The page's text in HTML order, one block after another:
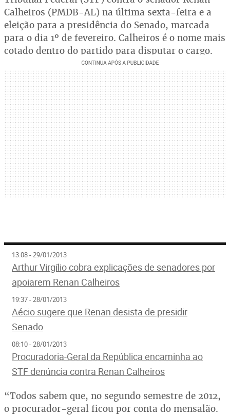
Calheiros (PMDB-AL) na última sexta-feira e a
eleição para a presidência do Senado, marcada
para o dia 1º de fevereiro. Calheiros é o nome mais
cotado dentro do partido para disputar o cargo.
13:08 - 29/01/2013
Arthur Virgílio cobra explicações de senadores por
apoiarem Renan Calheiros
19:37 - 28/01/2013
Aécio sugere que Renan desista de presidir
Senado
08:10 - 28/01/2013
Procuradoria-Geral da República encaminha ao
STF denúncia contra Renan Calheiros
“Todos sabem que, no segundo semestre de 2012,
o procurador-geral ficou por conta do mensalão.